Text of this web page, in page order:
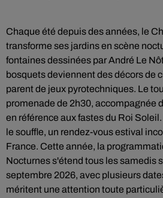
Chaque été depuis des années, le
transforme ses jardins en scène
fontaines dessinées par André Le
bosquets deviennent des décors de
parent de jeux pyrotechniques. Le
promenade de 2h30, accompagnée
en référence aux fastes du Roi
le souffle, un rendez-vous estival
France. Cette année, la
Nocturnes s'étend tous les samedis
septembre 2026, avec plusieurs
méritent une attention toute